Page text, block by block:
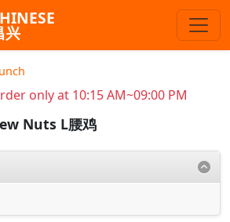
兴
only at 10:15 AM~09:00 PM
Nuts L腰鸡